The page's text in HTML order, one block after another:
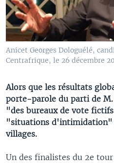
Anicet Georges Dologuélé,
Centrafrique, le 26 décembre
Alors que les résultats
porte-parole du parti de M.
"des bureaux de vote
"situations d'intimidation"
villages.
Un des finalistes du 2e